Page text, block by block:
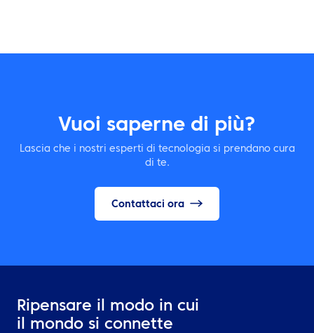
Vuoi saperne di più?
Lascia che i nostri esperti di tecnologia si prendano cura
di te.
Contattaci ora
Ripensare il modo in cui
il mondo si connette